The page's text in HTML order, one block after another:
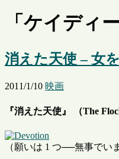
「 ケイディ
消えた天使 – 女
2011/1/10 映画
『消えた天使』 （The
（願いは 1 つ──無事でい